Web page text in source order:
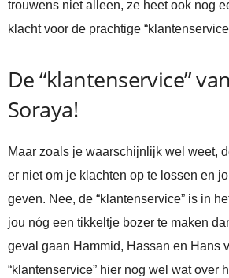
trouwens niet alleen, ze heet ook nog
klacht voor de prachtige
De “klantenservice”
Soraya!
Maar zoals je waarschijnlijk wel weet,
er niet om je klachten op te lossen en
geven. Nee, de “klantenservice” is in
jou nóg een tikkeltje bozer te maken
geval gaan Hammid, Hassan en Hans
“klantenservice” hier nog wel wat over